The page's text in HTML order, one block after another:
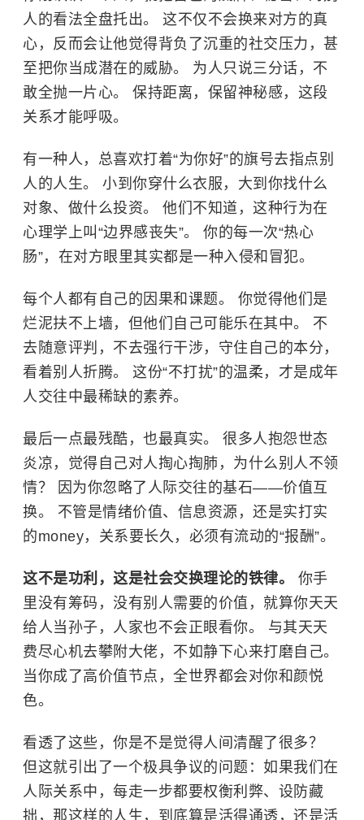
人的看法全盘托出。 这不仅不会换来对方的真
心，反而会让他觉得背负了沉重的社交压力，甚
至把你当成潜在的威胁。 为人只说三分话，不
敢全抛一片心。 保持距离，保留神秘感，这段
关系才能呼吸。
有一种人，总喜欢打着“为你好”的旗号去指点别
人的人生。 小到你穿什么衣服，大到你找什么
对象、做什么投资。 他们不知道，这种行为在
心理学上叫“边界感丧失”。 你的每一次“热心
肠”，在对方眼里其实都是一种入侵和冒犯。
每个人都有自己的因果和课题。 你觉得他们是
烂泥扶不上墙，但他们自己可能乐在其中。 不
去随意评判，不去强行干涉，守住自己的本分，
看着别人折腾。 这份“不打扰”的温柔，才是成年
人交往中最稀缺的素养。
最后一点最残酷，也最真实。 很多人抱怨世态
炎凉，觉得自己对人掏心掏肺，为什么别人不领
情？ 因为你忽略了人际交往的基石——价值互
换。 不管是情绪价值、信息资源，还是实打实
的money，关系要长久，必须有流动的“报酬”。
这不是功利，这是社会交换理论的铁律。 你手
里没有筹码，没有别人需要的价值，就算你天天
给人当孙子，人家也不会正眼看你。 与其天天
费尽心机去攀附大佬，不如静下心来打磨自己。
当你成了高价值节点，全世界都会对你和颜悦
色。
看透了这些，你是不是觉得人间清醒了很多？
但这就引出了一个极具争议的问题：如果我们在
人际关系中，每走一步都要权衡利弊、设防藏
拙，那这样的人生，到底算是活得通透，还是活